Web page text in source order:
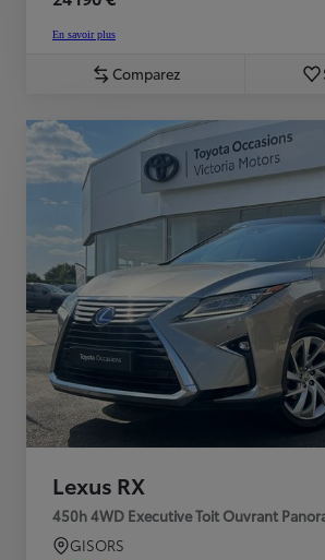
En savoir plus
Comparez
Lexus RX
450h 4WD Executive Toit Ouvrant
GISORS